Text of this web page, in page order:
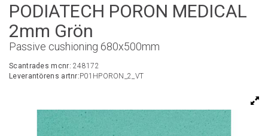
PODIATECH PORON MEDICAL
2mm Grön
Passive cushioning 680x500mm
Scantrades mcnr:248172
Leverantörens artnr:P01HPORON_2_VT